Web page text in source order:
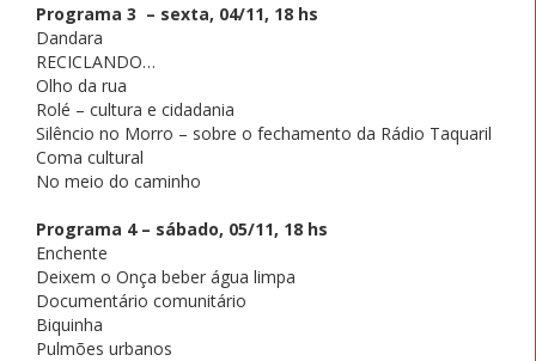
Programa 3 – sexta, 04/11, 18 hs
Dandara
RECICLANDO…
Olho da rua
Rolé – cultura e cidadania
Silêncio no Morro – sobre o fechamento da Rádio Taquaril
Coma cultural
No meio do caminho
Programa 4 – sábado, 05/11, 18 hs
Enchente
Deixem o Onça beber água limpa
Documentário comunitário
Biquinha
Pulmões urbanos